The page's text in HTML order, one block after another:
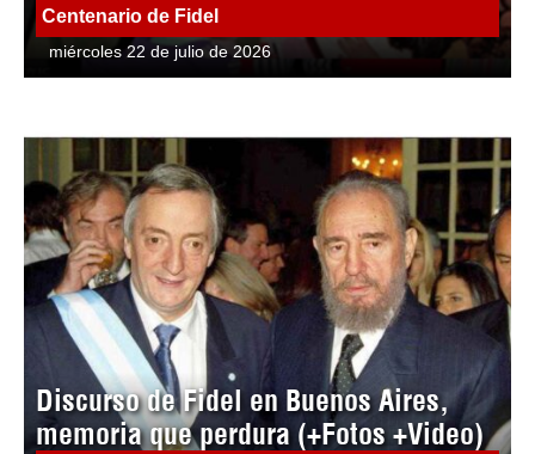
Centenario de Fidel
miércoles 22 de julio de 2026
Discurso de Fidel en Buenos Aires,
memoria que perdura (+Fotos +Video)